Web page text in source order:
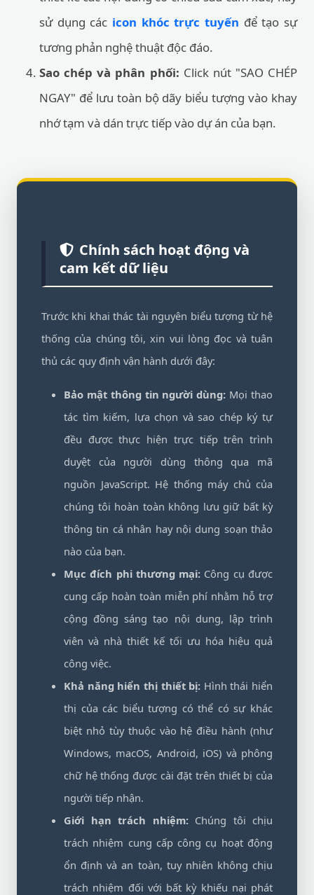
sử dụng các icon khóc trực tuyến để tạo sự
tương phản nghệ thuật độc đáo.
Sao chép và phân phối: Click nút "SAO CHÉP
NGAY" để lưu toàn bộ dãy biểu tượng vào khay
nhớ tạm và dán trực tiếp vào dự án của bạn.
Chính sách hoạt động và
cam kết dữ liệu
Trước khi khai thác tài nguyên biểu tượng từ hệ
thống của chúng tôi, xin vui lòng đọc và tuân
thủ các quy định vận hành dưới đây:
Bảo mật thông tin người dùng: Mọi thao
tác tìm kiếm, lựa chọn và sao chép ký tự
đều được thực hiện trực tiếp trên trình
duyệt của người dùng thông qua mã
nguồn JavaScript. Hệ thống máy chủ của
chúng tôi hoàn toàn không lưu giữ bất kỳ
thông tin cá nhân hay nội dung soạn thảo
nào của bạn.
Mục đích phi thương mại: Công cụ được
cung cấp hoàn toàn miễn phí nhằm hỗ trợ
cộng đồng sáng tạo nội dung, lập trình
viên và nhà thiết kế tối ưu hóa hiệu quả
công việc.
Khả năng hiển thị thiết bị: Hình thái hiển
thị của các biểu tượng có thể có sự khác
biệt nhỏ tùy thuộc vào hệ điều hành (như
Windows, macOS, Android, iOS) và phông
chữ hệ thống được cài đặt trên thiết bị của
người tiếp nhận.
Giới hạn trách nhiệm:Chúng tôi chịu
trách nhiệm cung cấp công cụ hoạt động
ổn định và an toàn, tuy nhiên không chịu
trách nhiệm đối với bất kỳ khiếu nại phát